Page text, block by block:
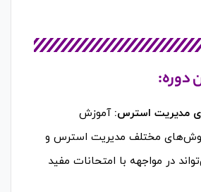
دوره:
مدیریت استرس: آموزش
روش‌های مختلف مدیریت استرس و
در مواجهه با امتحانات مفید